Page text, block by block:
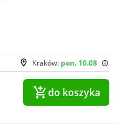
Kraków: pon. 10.08
do koszyka